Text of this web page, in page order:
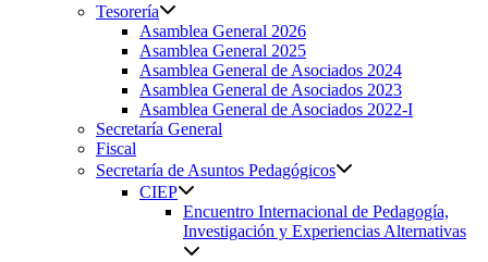
Tesorería
Asamblea General 2026
Asamblea General 2025
Asamblea General de Asociados 2024
Asamblea General de Asociados 2023
Asamblea General de Asociados 2022-I
Secretaría General
Fiscal
Secretaría de Asuntos Pedagógicos
CIEP
Encuentro Internacional de Pedagogía,
Investigación y Experiencias Alternativas